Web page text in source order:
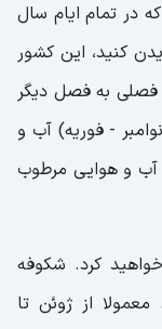
در تمام ایام سال
کنید، این کشور
فصلی به فصل دیگر
- فوریه) آب و
و هوایی مرطوب
کرد. شکوفه
از ژوئن تا